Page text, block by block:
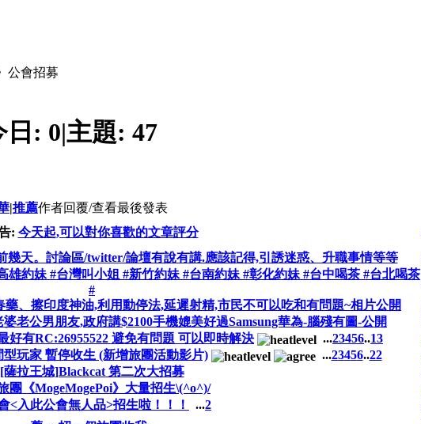
公會招募
日: 0|主題: 47
|推薦作者回覆/查看最後發表
: 今天起,可以對你喜歡的文章評分
幾天。討論區/twitter/論壇有說有講.應該記得,引誘迷惑、升職事情等等
雄約妹 #台灣叫小姐 #新竹約妹 #台南約妹 #彰化約妹 #台中喝茶 #台北喝茶
#
、擦印度神油,利用動停法,延遲射精,市民不可以吃和有問題~相片公開
老公男朋友,政府講$2100手機媲美好過Samsung華為-腦殘有圖-公開
好有RC:26955522 避免有問題 可以即時解決
...23456..13
玩家 暫停收生 (新增旅團活動影片)
...23456..22
[薩拉王城]Blackcat 第二次大招募
團《MogeMogePoi》大量招生\(^o^)/
<入此公會無人品>招生啦！！！
...2